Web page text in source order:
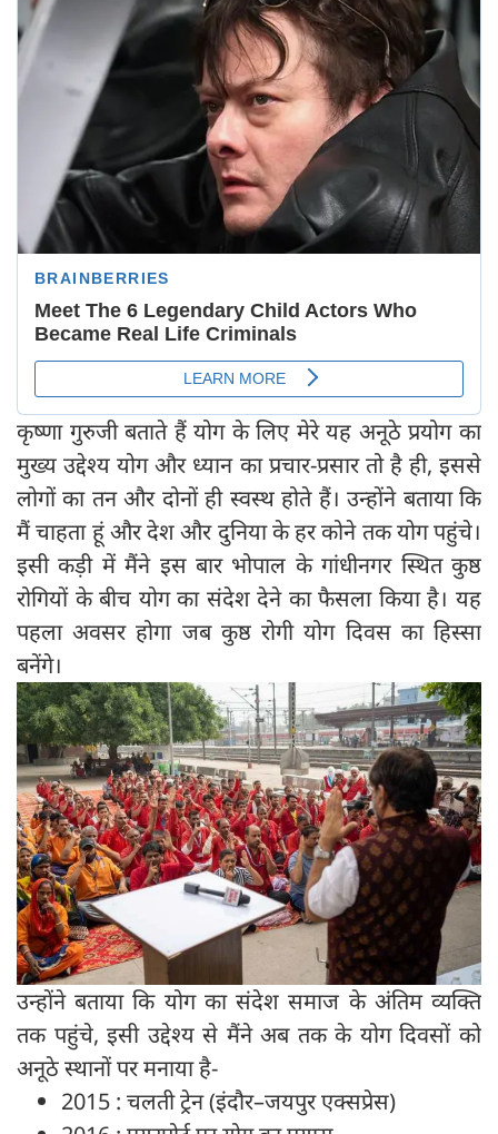
कृष्णा गुरुजी बताते हैं योग के लिए मेरे यह अनूठे प्रयोग का
मुख्य उद्देश्य योग और ध्यान का प्रचार-प्रसार तो है ही, इससे
लोगों का तन और दोनों ही स्वस्थ होते हैं। उन्होंने बताया कि
मैं चाहता हूं और देश और दुनिया के हर कोने तक योग पहुंचे।
इसी कड़ी में मैंने इस बार भोपाल के गांधीनगर स्थित कुष्ठ
रोगियों के बीच योग का संदेश देने का फैसला किया है। यह
पहला अवसर होगा जब कुष्ठ रोगी योग दिवस का हिस्सा
बनेंगे।
उन्होंने बताया कि योग का संदेश समाज के अंतिम व्यक्ति
तक पहुंचे, इसी उद्देश्य से मैंने अब तक के योग दिवसों को
अनूठे स्थानों पर मनाया है-
2015 : चलती ट्रेन (इंदौर–जयपुर एक्सप्रेस)